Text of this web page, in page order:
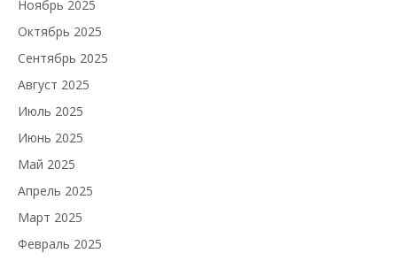
Ноябрь 2025
Октябрь 2025
Сентябрь 2025
Август 2025
Июль 2025
Июнь 2025
Май 2025
Апрель 2025
Март 2025
Февраль 2025